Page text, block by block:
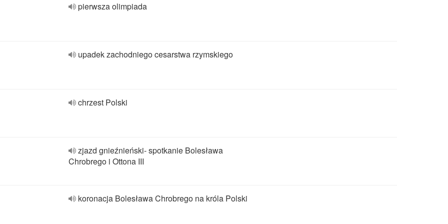
pierwsza olimpiada
upadek zachodniego cesarstwa rzymskiego
chrzest Polski
zjazd gnieźnieński- spotkanie Bolesława
Chrobrego i Ottona III
koronacja Bolesława Chrobrego na króla Polski